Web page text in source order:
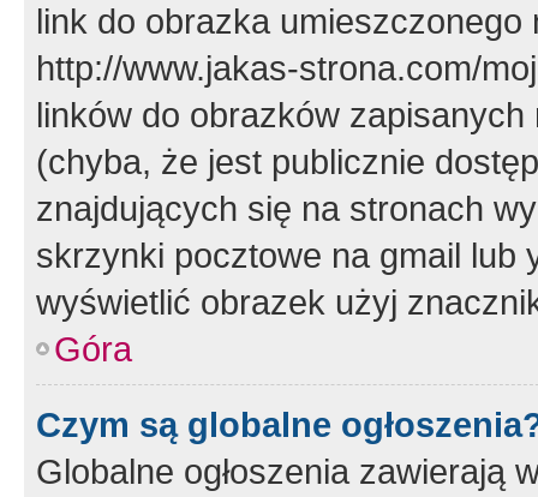
link do obrazka
http://www.jakas-strona.com/
linków do obrazków
(chyba, że jest publicznie
znajdujących się na stronach
skrzynki pocztowe na gmail lub
wyświetlić obrazek użyj
Góra
Czym są globalne
Globalne ogłoszenia zawierają